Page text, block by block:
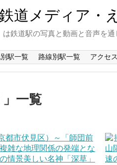
は鉄道駅の写真と動画と音声を
駅一覧 路線別駅一覧 アクセ
一覧